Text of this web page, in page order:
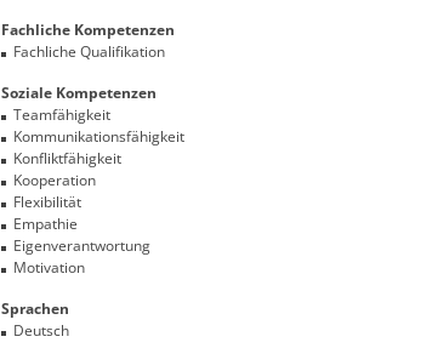
Fachliche Kompetenzen
Fachliche Qualifikation
Soziale Kompetenzen
Teamfähigkeit
Kommunikationsfähigkeit
Konfliktfähigkeit
Kooperation
Flexibilität
Empathie
Eigenverantwortung
Motivation
Sprachen
Deutsch